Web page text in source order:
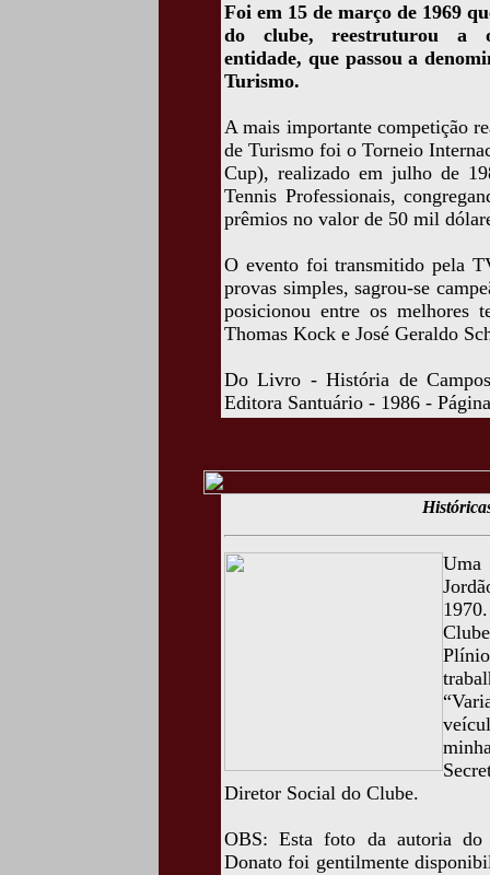
Foi em 15 de março de 1969
do clube, reestruturou a
entidade, que passou a
Turismo.
A mais importante competição
de Turismo foi o Torneio
Cup), realizado em julho de
Tennis Professionais,
prêmios no valor de 50 mil
O evento foi transmitido pela
provas simples, sagrou-se
posicionou entre os melhores
Thomas Kock e José Geraldo
Do Livro - História de
Editora Santuário - 1986 -
Uma
Diretor Social do Clube.
OBS: Esta foto da autoria do
Donato foi gentilmente